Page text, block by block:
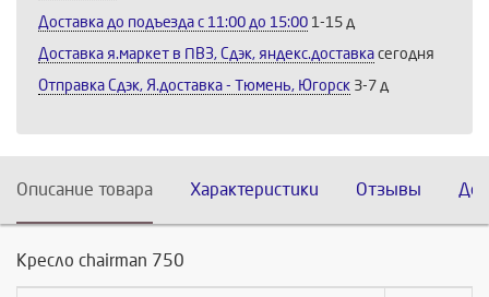
Доставка до подъезда c 11:00 до 15:00 1-15 д
Доставка я.маркет в ПВЗ, Сдэк, яндекс.доставка сегодня
Отправка Сдэк, Я.доставка - Тюмень, Югорск 3-7 д
Описание товара Характеристики Отзывы
Кресло chairman 750